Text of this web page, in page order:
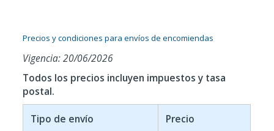
Precios y condiciones para envíos de encomiendas
Vigencia: 20/06/2026
Todos los precios incluyen impuestos y tasa
postal.
Tipo de envío Precio